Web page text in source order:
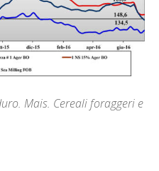
Mais. Cereali foraggeri e